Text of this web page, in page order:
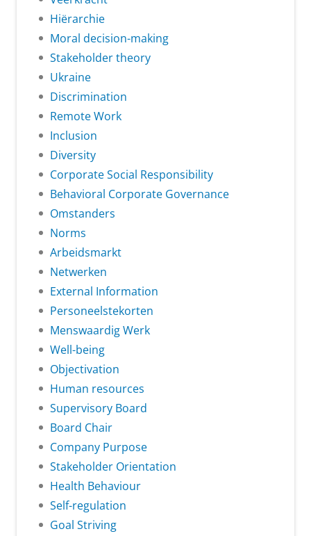
Hiërarchie
Moral decision-making
Stakeholder theory
Ukraine
Discrimination
Remote Work
Inclusion
Diversity
Corporate Social Responsibility
Behavioral Corporate Governance
Omstanders
Norms
Arbeidsmarkt
Netwerken
External Information
Personeelstekorten
Menswaardig Werk
Well-being
Objectivation
Human resources
Supervisory Board
Board Chair
Company Purpose
Stakeholder Orientation
Health Behaviour
Self-regulation
Goal Striving